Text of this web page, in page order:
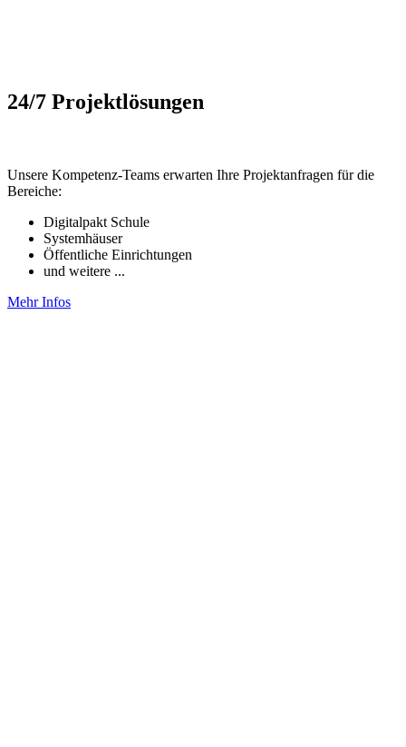
24/7 Projektlösungen
Unsere Kompetenz-Teams erwarten Ihre Projektanfragen für die
Bereiche:
Digitalpakt Schule
Systemhäuser
Öffentliche Einrichtungen
und weitere ...
Mehr Infos